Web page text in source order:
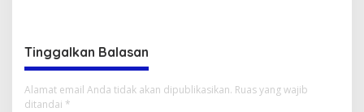
Tinggalkan Balasan
Alamat email Anda tidak akan dipublikasikan. Ruas yang wajib
ditandai *